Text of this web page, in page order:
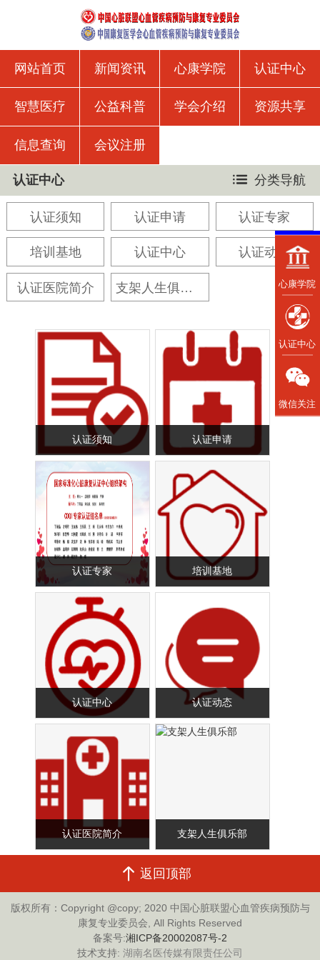
网站首页 新闻资讯 心康学院 认证中心
智慧医疗 公益科普 学会介绍 资源共享
信息查询 会议注册
认证中心 分类导航
认证须知 认证申请 认证专家
培训基地 认证中心 认证动态
认证医院简介 支架人生俱乐部
认证须知 认证申请
认证专家 培训基地
认证中心 认证动态
认证医院简介 支架人生俱乐部
返回顶部
版权所有：Copyright @copy; 2020 中国心脏联盟心血管疾病预防与
康复专业委员会, All Rights Reserved
备案号:湘ICP备20002087号-2
技术支持: 湖南名医传媒有限责任公司
心康学院
认证中心
微信关注